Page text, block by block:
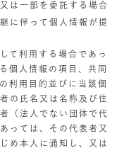
は一部を委託する場合
に伴って個人情報が提
て利用する場合であっ
個人情報の項目、共同
利用目的並びに当該個
の氏名又は名称及び住
（法人でない団体で代
っては、その代表者又
め本人に通知し、又は